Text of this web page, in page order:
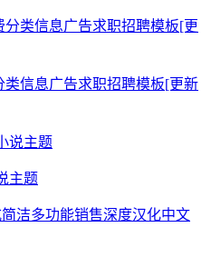
类信息广告求职招聘模板[更新
主题